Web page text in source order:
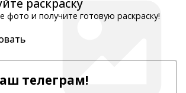
раскраску
фото и получите готовую раскраску!
телеграм!